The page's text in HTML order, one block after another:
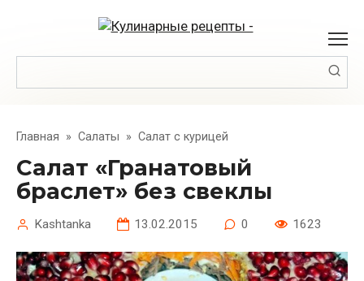
Главная » Салаты » Салат с курицей
Салат «Гранатовый
браслет» без свеклы
Kashtanka 13.02.2015 0 1623